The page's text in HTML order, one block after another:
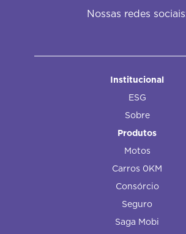
Nossas redes
Institucional
ESG
Sobre
Produtos
Motos
Carros 0KM
Consórcio
Seguro
Saga Mobi